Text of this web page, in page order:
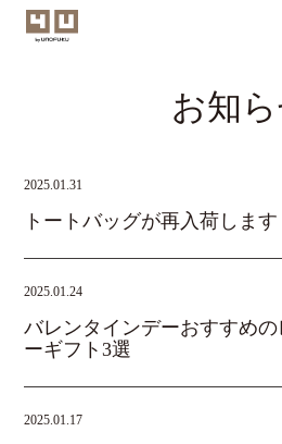
お知
2025.01.31
トートバッグが再入荷します
2025.01.24
バレンタインデーおすすめの
ーギフト3選
2025.01.17